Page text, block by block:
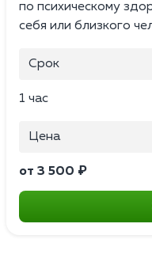
по психическому
себя или близкого
Срок
1 час
Цена
от 3 500 ₽